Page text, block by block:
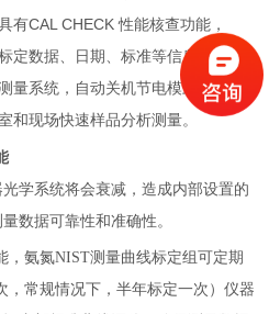
有CAL CHECK性能核查功能，
定数据、日期、标准等信息；
量系统，自动关机节电模式
和现场快速样品分析测量。
学系统将会衰减，造成内部设置的
数据可靠性和准确性。
，氨氮NIST测量曲线标定组可定期
，常规情况下，半年标定一次）仪器